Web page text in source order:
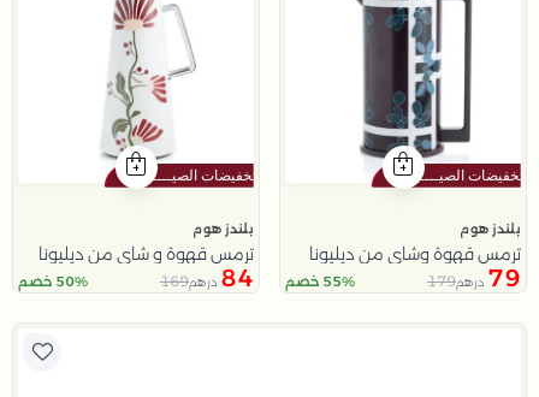
بلندز هوم
ترمس قهوة وشاي من ديليونا
79 درهم179 55% خصم
بلندز هوم
ترمس قهوة و شاي من ديليونا
84 درهم169 50% خصم